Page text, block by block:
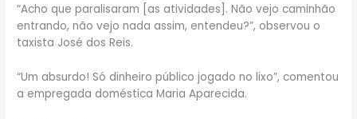
“Acho que paralisaram [as atividades]. Não vejo caminhão
entrando, não vejo nada assim, entendeu?”, observou o
taxista José dos Reis.
“Um absurdo! Só dinheiro público jogado no lixo”, comentou
a empregada doméstica Maria Aparecida.